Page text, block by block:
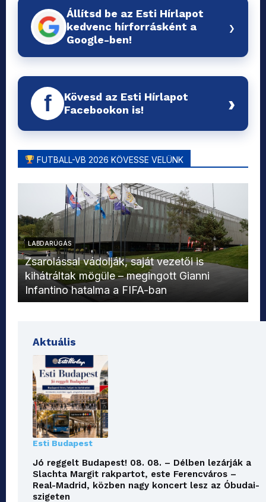
Állítsd be az Esti Hírlapot
kedvenc hírforrásként a
Google-ben!
›
f
Kövesd az Esti Hírlapot
Facebookon is!
›
FUTBALL-VB 2026 KÖVESSE VELÜNK
LABDARÚGÁS
Zsarolással vádolják, saját vezetői is
kihátráltak mögüle – megingott Gianni
Infantino hatalma a FIFA-ban
Aktuális
Esti Budapest
Jó reggelt Budapest! 08. 08. – Délben lezárják a
Slachta Margit rakpartot, este Ferencváros –
Real-Madrid, közben nagy koncert lesz az Óbudai-
szigeten